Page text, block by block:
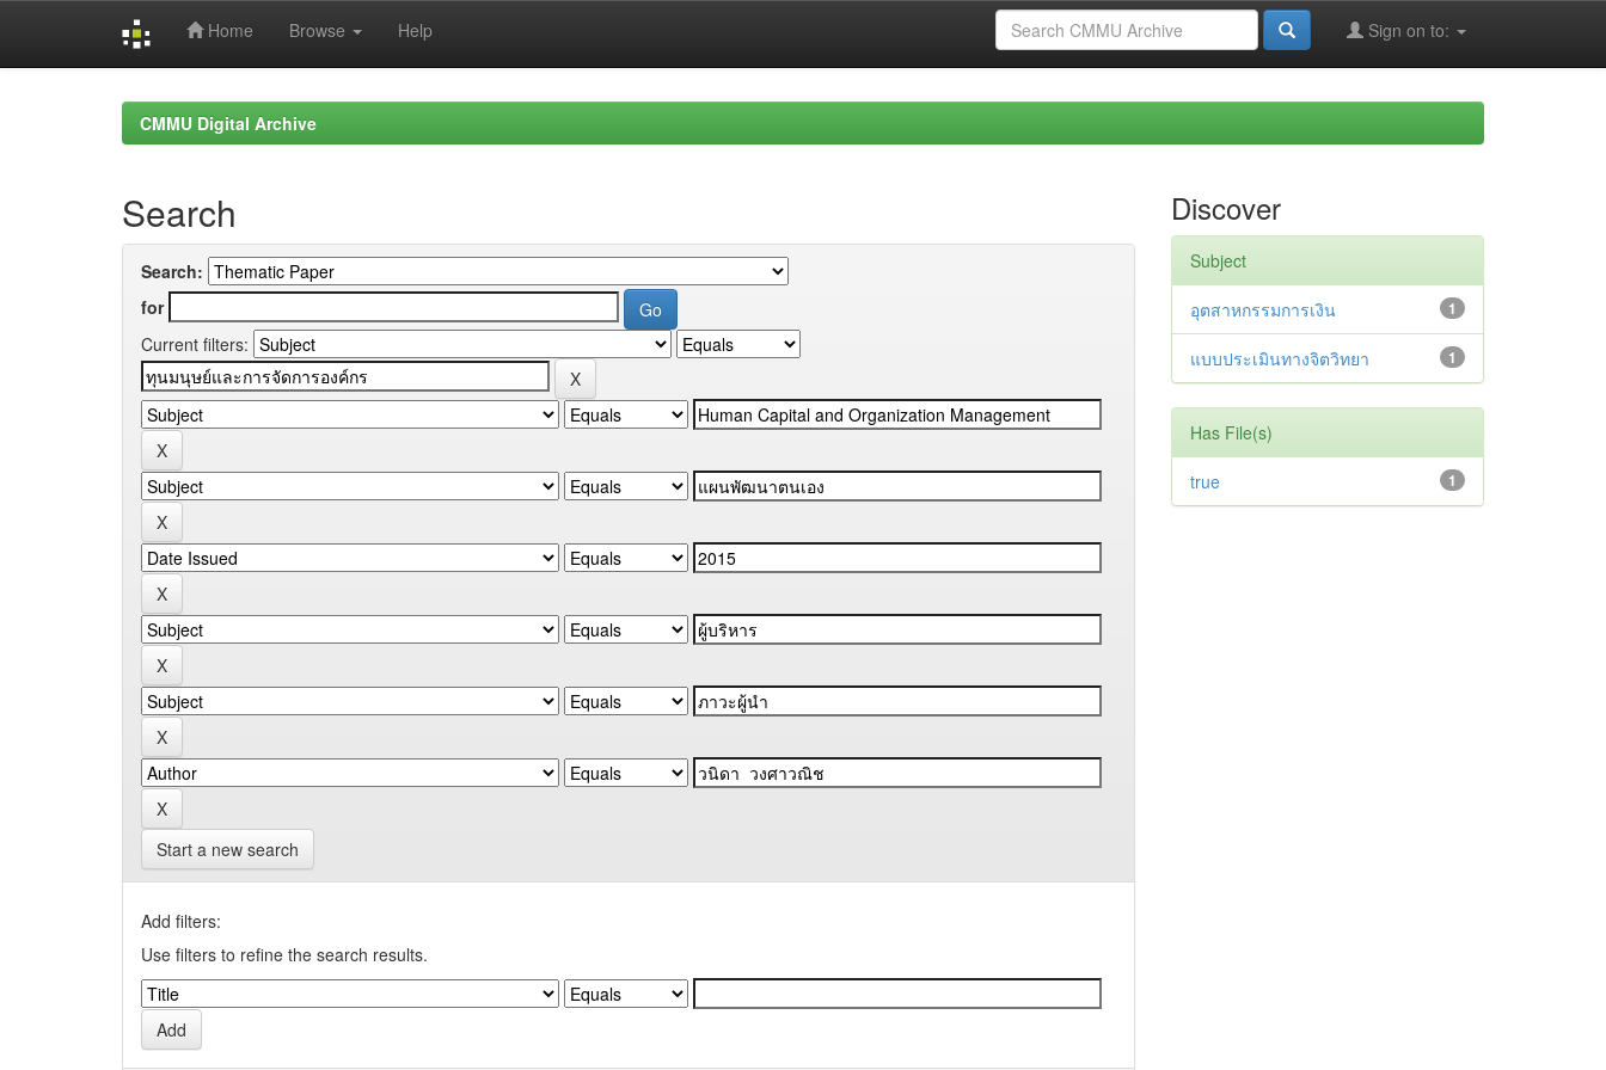
Home Browse Help Sign on to:
CMMU Digital Archive
Search
Search:
for
Current filters:
Start a new search
Add filters:
Use filters to refine the search results.
Discover
Subject
1
อุตสาหกรรมการเงิน
1
แบบประเมินทางจิตวิทยา
Has File(s)
1
true